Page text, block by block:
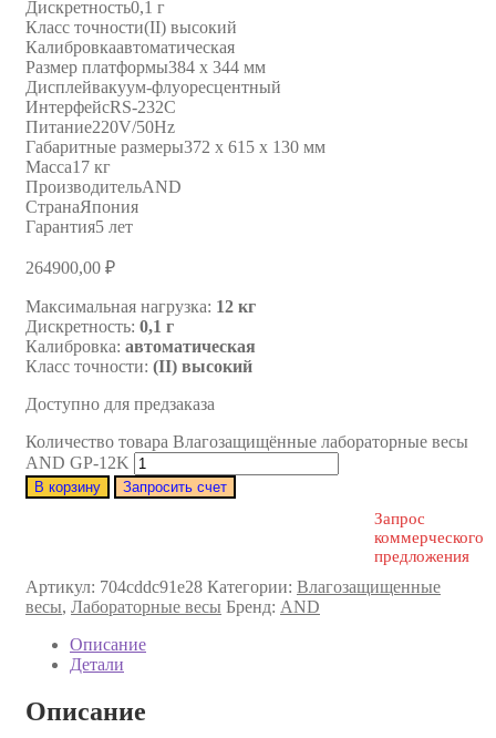
Дискретность0,1 г
Класс точности(II) высокий
Калибровкаавтоматическая
Размер платформы384 х 344 мм
Дисплейвакуум-флуоресцентный
ИнтерфейсRS-232C
Питание220V/50Hz
Габаритные размеры372 x 615 x 130 мм
Масса17 кг
ПроизводительAND
СтранаЯпония
Гарантия5 лет
264900,00 ₽
Максимальная нагрузка: 12 кг
Дискретность: 0,1 г
Калибровка: автоматическая
Класс точности: (II) высокий
Доступно для предзаказа
Количество товара Влагозащищённые лабораторные весы
AND GP-12K
В корзину Запросить счет
Запрос
коммерческого
предложения
Артикул: 704cddc91e28 Категории: Влагозащищенные
весы, Лабораторные весы Бренд: AND
Описание
Детали
Описание